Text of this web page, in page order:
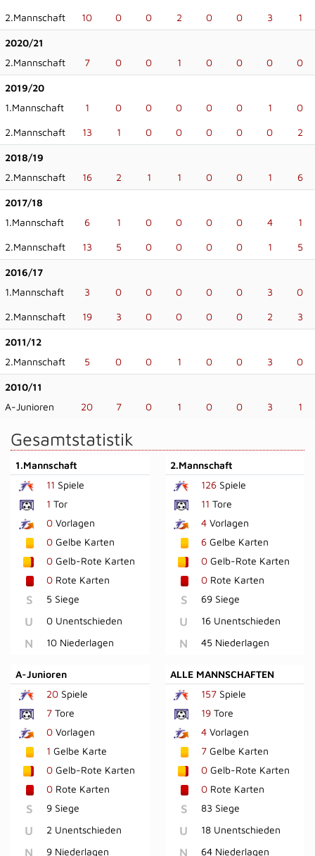
2.Mannschaft 10 0 0 2 0 0 3 1
2020/21
2.Mannschaft
7 0 0 1 0 0 0 0
2019/20
1.Mannschaft
1 0 0 0 0 0 1 0
2.Mannschaft 13 1 0 0 0 0 0 2
2018/19
2.Mannschaft
16 2 1 1 0 0 1 6
2017/18
1.Mannschaft
6 1 0 0 0 0 4 1
2.Mannschaft 13 5 0 0 0 0 1 5
2016/17
1.Mannschaft
3 0 0 0 0 0 3 0
2.Mannschaft 19 3 0 0 0 0 2 3
2011/12
2.Mannschaft
5 0 0 1 0 0 3 0
2010/11
A-Junioren
20 7 0 1 0 0 3 1
Gesamtstatistik
1.Mannschaft
11 Spiele
1 Tor
0 Vorlagen
0 Gelbe Karten
0 Gelb-Rote Karten
0 Rote Karten
S 5 Siege
U 0 Unentschieden
N 10 Niederlagen
2.Mannschaft
126Spiele
11 Tore
4Vorlagen
6Gelbe Karten
0Gelb-Rote Karten
0Rote Karten
S 69 Siege
U 16 Unentschieden
N 45 Niederlagen
A-Junioren
20 Spiele
7 Tore
0 Vorlagen
1 Gelbe Karte
0 Gelb-Rote Karten
0 Rote Karten
S 9 Siege
U 2 Unentschieden
N 9 Niederlagen
ALLE MANNSCHAFTEN
157Spiele
19Tore
4Vorlagen
7Gelbe Karten
0Gelb-Rote Karten
0Rote Karten
S 83 Siege
U 18 Unentschieden
N 64 Niederlagen